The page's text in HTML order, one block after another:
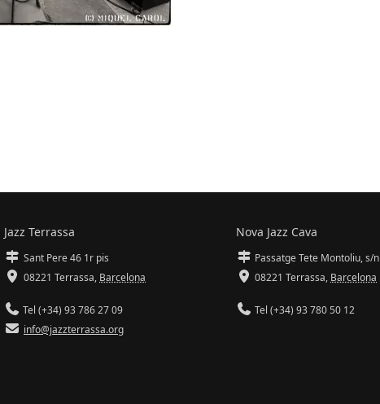
Jazz Terrassa
Sant Pere 46 1r pis
08221 Terrassa, Barcelona
Tel (+34) 93 786 27 09
info@jazzterrassa.org
Nova Jazz Cava
Passatge Tete Montoliu, s/n
08221 Terrassa, Barcelona
Tel (+34) 93 780 50 12